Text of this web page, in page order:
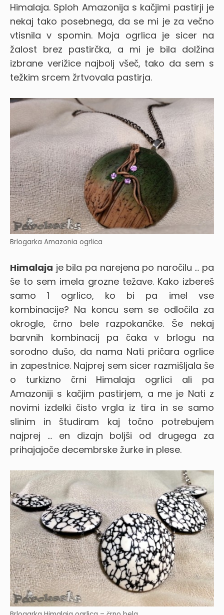
Himalaja. Sploh Amazonija s kačjimi pastirji je
nekaj tako posebnega, da se mi je za večno
vtisnila v spomin. Moja ogrlica je sicer na
žalost brez pastirčka, a mi je bila dolžina
izbrane verižice najbolj všeč, tako da sem s
težkim srcem žrtvovala pastirja.
Brlogarka Amazonia ogrlica
Himalaja je bila pa narejena po naročilu … pa
še to sem imela grozne težave. Kako izbereš
samo 1 ogrlico, ko bi pa imel vse
kombinacije? Na koncu sem se odločila za
okrogle, črno bele razpokančke. Še nekaj
barvnih kombinacij pa čaka v brlogu na
sorodno dušo, da nama Nati pričara ogrlice
in zapestnice. Najprej sem sicer razmišljala še
o turkizno črni Himalaja ogrlici ali pa
Amazoniji s kačjim pastirjem, a me je Nati z
novimi izdelki čisto vrgla iz tira in se samo
slinim in študiram kaj točno potrebujem
najprej … en dizajn boljši od drugega za
prihajajoče decembrske žurke in plese.